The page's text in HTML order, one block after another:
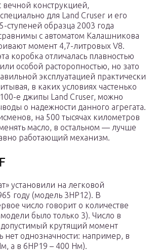
вечной конструкцией,
для Land Cruser и его
ступеней образца 2003 года
с автоматом Калашникова
момент 4,7-литровых V8.
коробка отличалась плавностью
особой расторопностью, но зато
эксплуатацией практически
в каких условиях частенько
е джипы Land Cruser, можно
о надежности данного агрегата.
на 500 тысячах километров
масло, в остальном — лучше
работающий механизм.
установили на легковой
году (модель 3HP12). В
число говорит о количестве
было только 3). Число в
допустимый крутящий момент
нет однозначности: например, в
а в 6HP19 – 400 Нм).